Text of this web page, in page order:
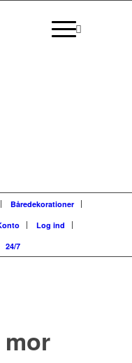
Båredekorationer
Log ind
24/7